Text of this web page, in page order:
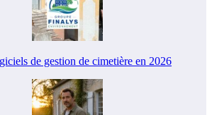
de gestion de cimetière en 2026